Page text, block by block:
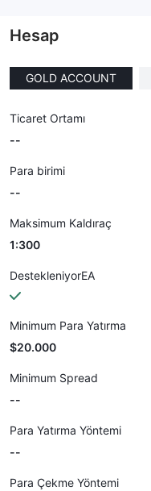
Hesap
GOLD ACCOUNT
Ticaret Ortamı
--
Para birimi
--
Maksimum Kaldıraç
1:300
DestekleniyorEA
Minimum Para Yatırma
$20.000
Minimum Spread
--
Para Yatırma Yöntemi
--
Para Çekme Yöntemi